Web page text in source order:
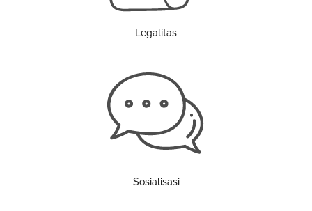
Legalitas
Sosialisasi